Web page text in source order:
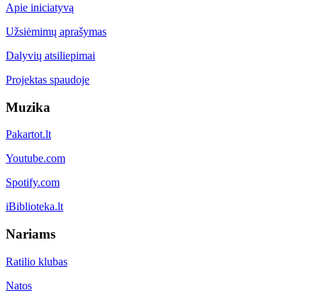
Apie iniciatyvą
Užsiėmimų aprašymas
Dalyvių atsiliepimai
Projektas spaudoje
Muzika
Pakartot.lt
Youtube.com
Spotify.com
iBiblioteka.lt
Nariams
Ratilio klubas
Natos